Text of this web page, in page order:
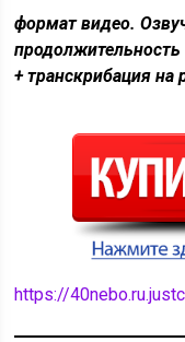
формат видео.
+ транскрибация на
https://